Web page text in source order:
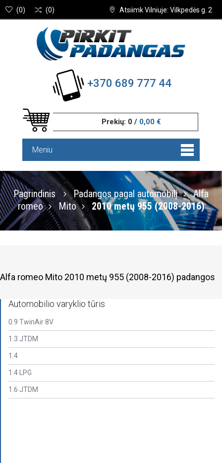
Atsiimk Vilniuje: Vilkpedės g. 2
(0) (0)
+370 689 777 44
Prekių: 0 / 0,00 €
Meniu
Pagrindinis Padangos pagal automobilį
Alfa
romeo
Mito 2010 metų 955 (2008-2016)
Alfa romeo Mito 2010 metų 955 (2008-2016) padangos
Automobilio varyklio tūris
0.9 TwinAir 8V
1.3 JTDM
1.4
1.4 LPG
1.6 JTDM